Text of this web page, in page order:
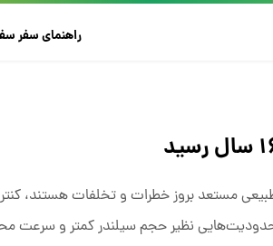
راهنمای سفر
مستعد بروز خطرات و تخلفات هستند،
نظیر حجم سیلندر کمتر و سرعت